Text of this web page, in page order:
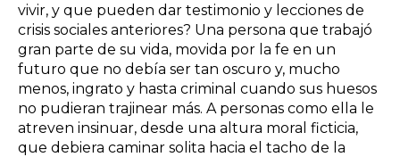
vivir, y que pueden dar testimonio y lecciones de
crisis sociales anteriores? Una persona que trabajó
gran parte de su vida, movida por la fe en un
futuro que no debía ser tan oscuro y, mucho
menos, ingrato y hasta criminal cuando sus huesos
no pudieran trajinear más. A personas como ella le
atreven insinuar, desde una altura moral ficticia,
que debiera caminar solita hacia el tacho de la